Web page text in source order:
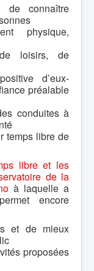
de connaître
physique,
loisirs, de
d’eux-
préalable
conduites à
temps libre de
libre et les
de la
à laquelle a
encore
et de mieux
proposées